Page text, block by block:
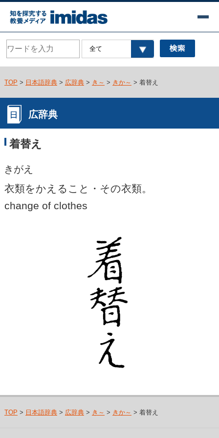
TOP > 日本語辞典> 広辞典> き～ > きか～ > 着替え
広辞典
着替え
きがえ
衣類をかえること・その衣類。
change of clothes
TOP > 日本語辞典> 広辞典> き～ > きか～ > 着替え